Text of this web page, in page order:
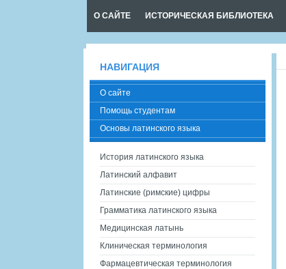
О САЙТЕ ИСТОРИЧЕСКАЯ БИБЛИОТЕКА
НАВИГАЦИЯ
О сайте
Помощь студентам
Основы латинского языка
История латинского языка
Латинский алфавит
Латинские (римские) цифры
Грамматика латинского языка
Медицинская латынь
Клиническая терминология
Фармацевтическая терминология